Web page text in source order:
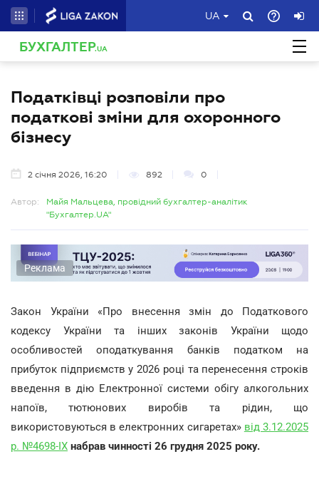
UA
БУХГАЛТЕР.UA
Податківці розповіли про
податкові зміни для охоронного
бізнесу
2 січня 2026, 16:20 892 0
Автор:
Майя Мальцева, провідний бухгалтер-аналітик
"Бухгалтер.UA"
Реклама
Закон України «Про внесення змін до Податкового
кодексу України та інших законів України щодо
особливостей оподаткування банків податком на
прибуток підприємств у 2026 році та перенесення строків
введення в дію Електронної системи обігу алкогольних
напоїв, тютюнових виробів та рідин, що
використовуються в електронних сигаретах» від 3.12.2025
р. №4698-IX набрав чинності 26 грудня 2025 року.